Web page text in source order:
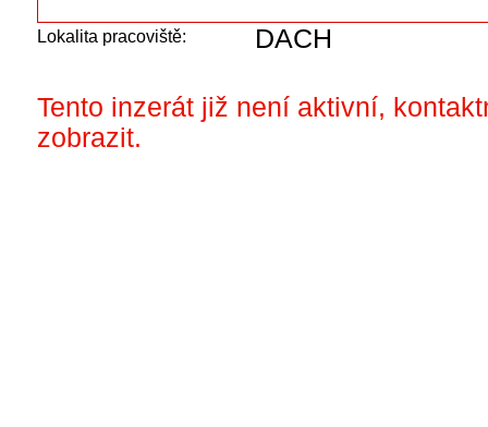
Lokalita pracoviště: DACH
Tento inzerát již není aktivní,
zobrazit.